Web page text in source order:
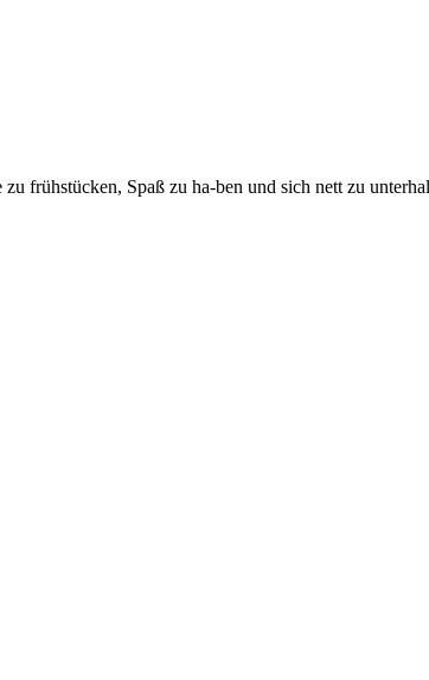
frühstücken, Spaß zu ha-ben und sich nett zu